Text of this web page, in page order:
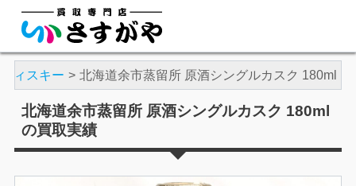
ウィスキー 北海道余市蒸留所 原酒シングルカスク 180ml
北海道余市蒸留所 原酒シングルカスク 180ml
の買取実績